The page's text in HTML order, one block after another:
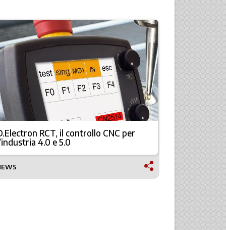
RCT, il controllo CNC per
4.0 e 5.0
Siemens
unire